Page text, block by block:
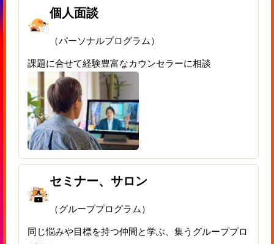
個人面談
（パーソナルプログラム）
課題に合せて経験豊富なカウンセラーに相談
セミナー、サロン
（グループプログラム）
同じ悩みや目標を持つ仲間と学ぶ、集うグループプロ